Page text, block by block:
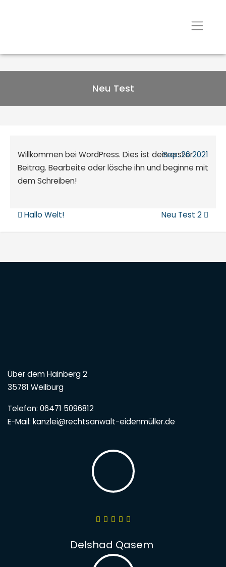
Neu Test
Sep.262021
Willkommen bei WordPress. Dies ist dein erster
Beitrag. Bearbeite oder lösche ihn und beginne mit
dem Schreiben!
Beitrags-Navigation
Hallo Welt! Neu Test 2
Über dem Hainberg 2
35781 Weilburg
Telefon: 06471 5096812
E-Mail: kanzlei@rechtsanwalt-eidenmüller.de
Delshad Qasem